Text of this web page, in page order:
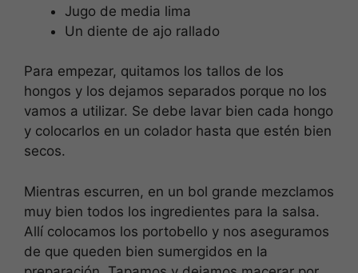
Jugo de media lima
Un diente de ajo rallado
Para empezar, quitamos los tallos de los
hongos y los dejamos separados porque no los
vamos a utilizar. Se debe lavar bien cada hongo
y colocarlos en un colador hasta que estén bien
secos.
Mientras escurren, en un bol grande mezclamos
muy bien todos los ingredientes para la salsa.
Allí colocamos los portobello y nos aseguramos
de que queden bien sumergidos en la